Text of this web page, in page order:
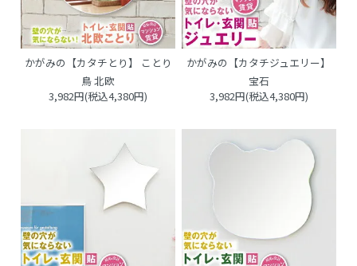
かがみの【カタチとり】 ことり
鳥 北欧
3,982円(税込4,380円)
かがみの【カタチジュエリー】
宝石
3,982円(税込4,380円)